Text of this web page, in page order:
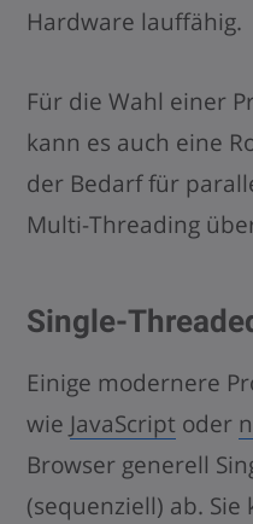
Hardware lauffähig.
Für die Wahl einer
kann es auch eine
der Bedarf für
Multi-Threading
Single-
Einige modernere
wie JavaScript oder
Browser generell
(sequenziell) ab.